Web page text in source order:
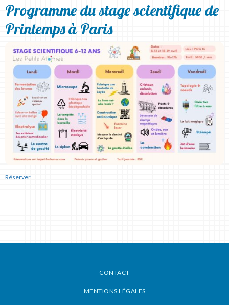
Programme du stage scientifique de
Printemps à Paris
Réserver
CONTACT
MENTIONS LÉGALES